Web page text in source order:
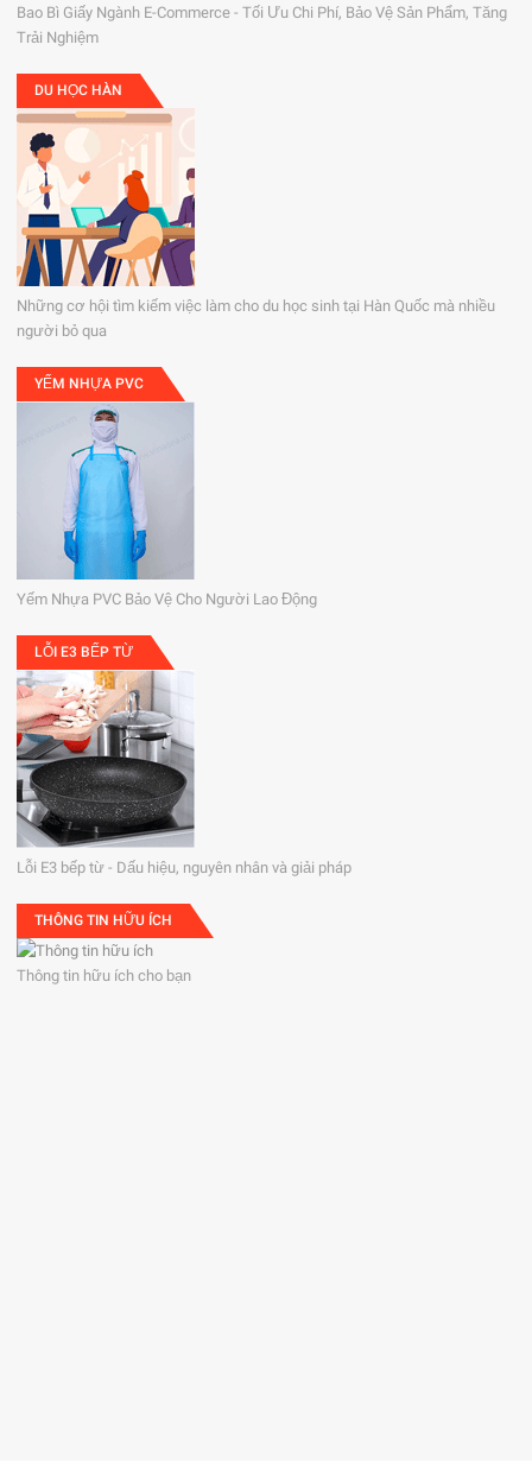
Bao Bì Giấy Ngành E-Commerce - Tối Ưu Chi Phí, Bảo Vệ Sản Phẩm, Tăng
Trải Nghiệm
DU HỌC HÀN
Những cơ hội tìm kiếm việc làm cho du học sinh tại Hàn Quốc mà nhiều
người bỏ qua
YẾM NHỰA PVC
Yếm Nhựa PVC Bảo Vệ Cho Người Lao Động
LỖI E3 BẾP TỪ
Lỗi E3 bếp từ - Dấu hiệu, nguyên nhân và giải pháp
THÔNG TIN HỮU ÍCH
Thông tin hữu ích cho bạn